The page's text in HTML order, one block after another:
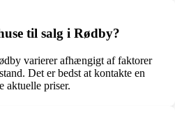
til salg i Rødby?
varierer afhængigt af faktorer
Det er bedst at kontakte en
aktuelle priser.